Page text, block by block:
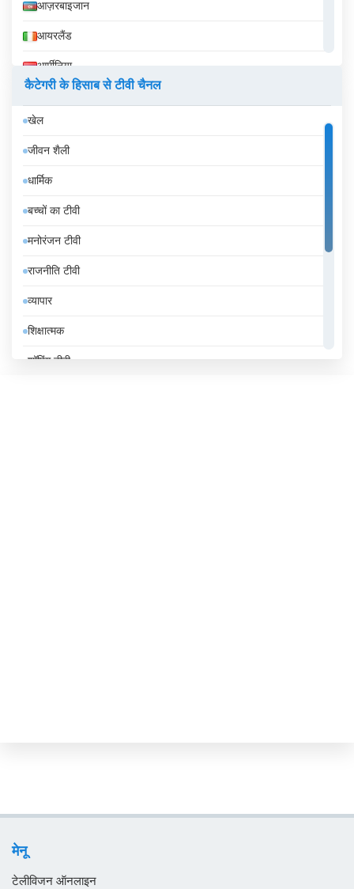
आज़रबाइजान
आयरलैंड
आर्मीनिया
इज़राइल
इटली
इंडोनेशिया
इथियोपिया
इराक
ईरान
उज़्बेकिस्तान
उरुग्वे
केप वर्ड
कोटे डी आइवर
कैटेगरी के हिसाब से टीवी चैनल
खेल
जीवन शैली
धार्मिक
बच्चों का टीवी
मनोरंजन टीवी
राजनीति टीवी
व्यापार
शिक्षात्मक
शॉपिंग टीवी
मेनू
टेलीविजन ऑनलाइन